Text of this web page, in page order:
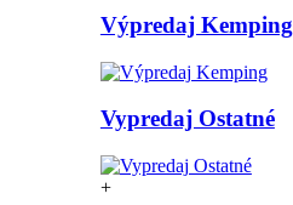
Výpredaj Kemping
Vypredaj Ostatné
+